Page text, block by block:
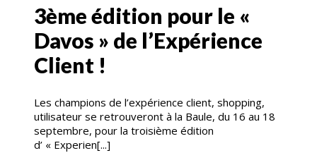
3ème édition pour le «
Davos » de l’Expérience
Client !
Les champions de l’expérience client, shopping,
utilisateur se retrouveront à la Baule, du 16 au 18
septembre, pour la troisième édition
d’ « Experien[...]